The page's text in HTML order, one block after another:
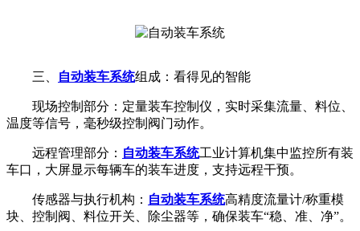
三、 自动装车系统组成：看得见的智能
现场控制部分：定量装车控制仪，实时采集流量、料位、
温度等信号，毫秒级控制阀门动作。
远程管理部分： 自动装车系统工业计算机集中监控所有装
车口，大屏显示每辆车的装车进度，支持远程干预。
传感器与执行机构： 自动装车系统高精度流量计/称重模
块、控制阀、料位开关、除尘器等，确保装车“稳、准、净”。